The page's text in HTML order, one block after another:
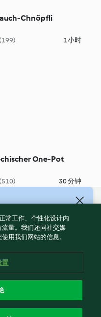
Chnöpfli
(199) 1小时
One-Pot
(510) 30 分钟
技(上海)有限公司 版权所有
常工作、个性化设计内
量。我们还同社交媒
用我们网站的信息。
置